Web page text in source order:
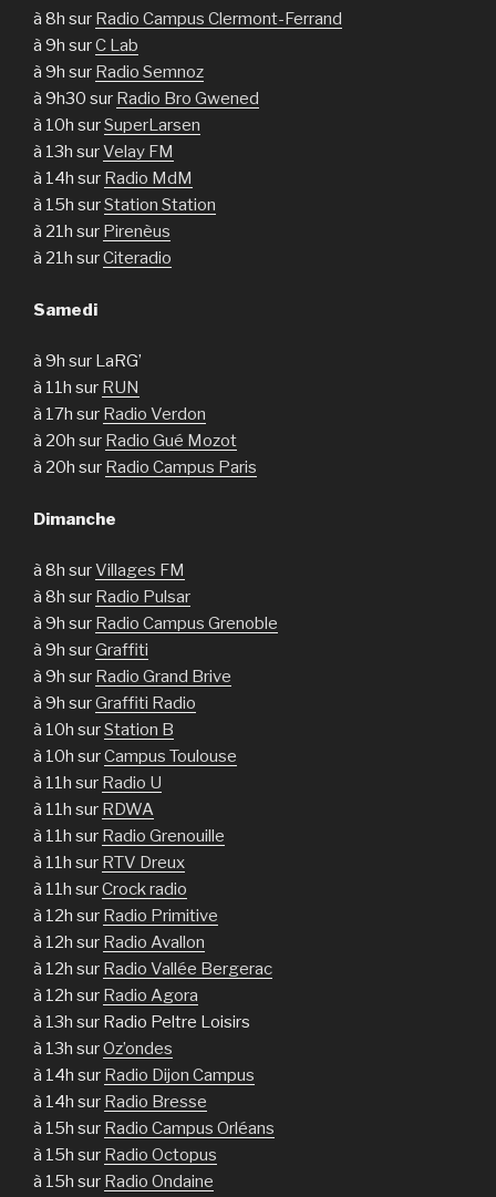
à 8h sur Radio Campus Clermont-Ferrand
à 9h surC Lab
à 9h sur Radio Semnoz
à 9h30 sur Radio Bro Gwened
à 10h surSuperLarsen
à 13h surVelay FM
à 14h sur Radio MdM
à 15h surStation Station
à 21h sur Pirenèus
à 21h surCiteradio
Samedi
à 9h sur LaRG’
à 11h sur RUN
à 17h sur Radio Verdon
à 20h sur Radio Gué Mozot
à 20h sur Radio Campus Paris
Dimanche
à 8h surVillages FM
à 8h sur Radio Pulsar
à 9h sur Radio Campus Grenoble
à 9h surGraffiti
à 9h sur Radio Grand Brive
à 9h surGraffiti Radio
à 10h surStation B
à 10h surCampus Toulouse
à 11h sur Radio U
à 11h sur RDWA
à 11h sur Radio Grenouille
à 11h sur RTV Dreux
à 11h surCrock radio
à 12h sur Radio Primitive
à 12h sur Radio Avallon
à 12h sur Radio Vallée Bergerac
à 12h sur Radio Agora
à 13h sur Radio Peltre Loisirs
à 13h surOz’ondes
à 14h sur Radio Dijon Campus
à 14h sur Radio Bresse
à 15h sur Radio Campus Orléans
à 15h sur Radio Octopus
à 15h sur Radio Ondaine